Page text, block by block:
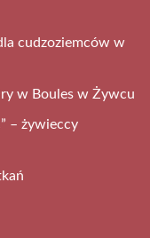
cudzoziemców w
w Boules w Żywcu
– żywieccy